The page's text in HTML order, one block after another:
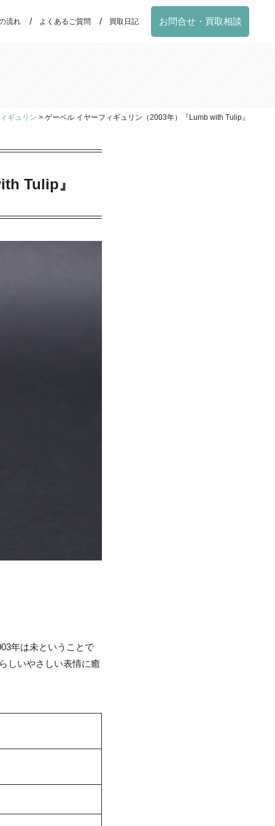
流れ よくあるご質問 買取日記 お問合せ・買取相談
ギュリン > ゲーベル イヤーフィギュリン（2003年）『Lumb with Tulip』
Tulip』
年は未ということで
しいやさしい表情に癒